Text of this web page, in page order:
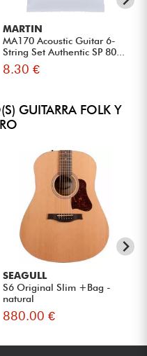
MARTIN
MA170 Acoustic Guitar 6-
String Set Authentic SP 80...
8.30 €
GUITARRA FOLK Y
SEAGULL
S6 Original Slim +Bag -
natural
880.00 €